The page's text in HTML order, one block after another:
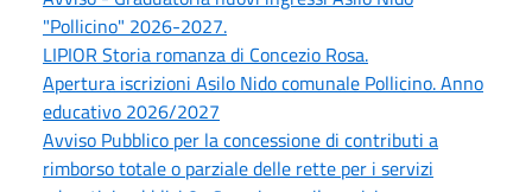
"Pollicino" 2026-2027.
LIPIOR Storia romanza di Concezio Rosa.
Apertura iscrizioni Asilo Nido comunale Pollicino. Anno
educativo 2026/2027
Avviso Pubblico per la concessione di contributi a
rimborso totale o parziale delle rette per i servizi